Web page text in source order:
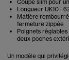
Coupe slim pour
Longueur UK10 :
Matière
fermeture zippée
Poignets
deux poches
Un modèle qui